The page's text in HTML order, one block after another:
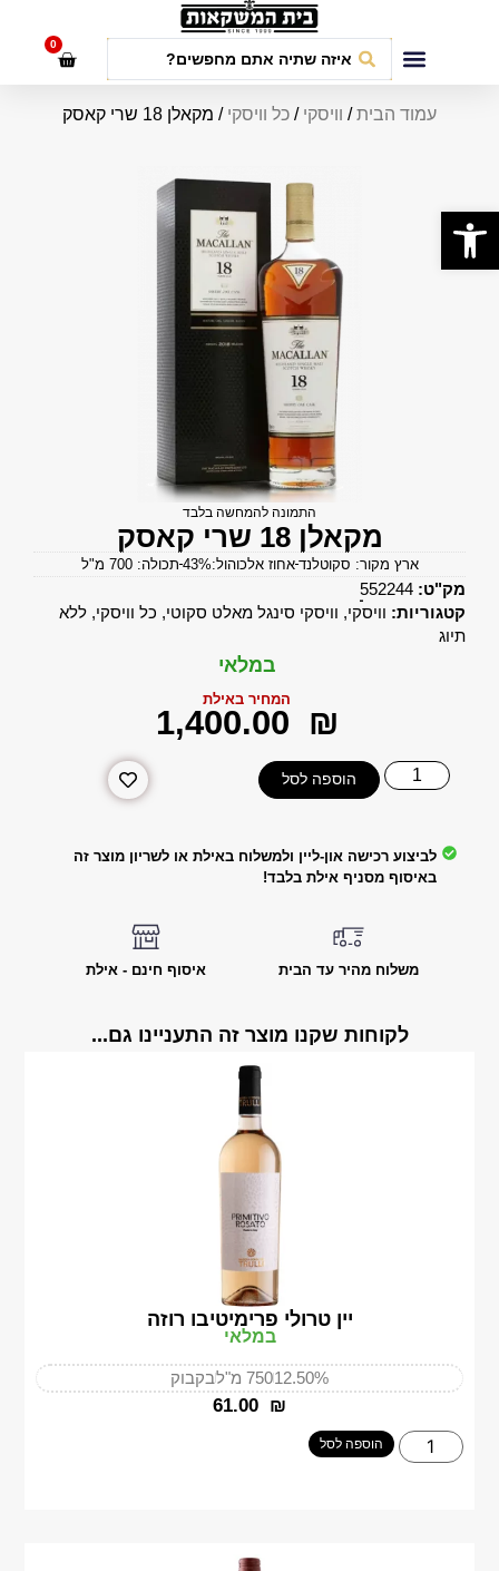
0
עמוד הבית/ וויסקי / כל וויסקי / מקאלן 18 שרי קאסק
התמונה להמחשה בלבד
מקאלן 18 שרי קאסק
ארץ מקור: סקוטלנד אחוז אלכוהול:43% תכולה: 700 מ"ל
מק"ט:552244
קטגוריות: וויסקי, וויסקי סינגל מאלט סקוטי, כל וויסקי,ללא
תיוג
במלאי
המחיר באילת
‎1,400.00 ₪
הוספה לסל
לביצוע רכישה און-ליין ולמשלוח באילת או לשריון מוצר זה
באיסוף מסניף אילת בלבד!
משלוח מהיר עד הבית איסוף חינם - אילת
לקוחות שקנו מוצר זה התעניינו גם...
יין טרולי פרימיטיבו רוזה
במלאי
12.50%750 מ"ל בקבוק
‎61.00 ₪
הוספה לסל
פתח סרגל נגישות